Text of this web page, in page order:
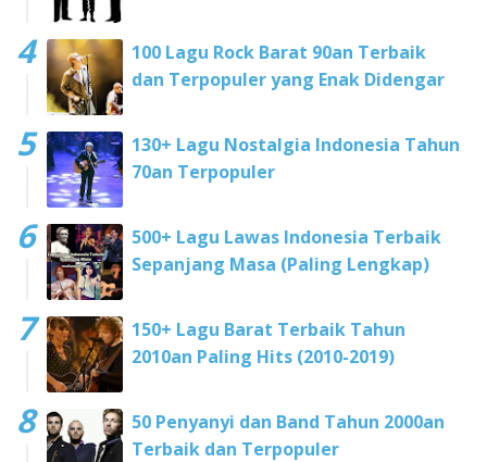
100 Lagu Rock Barat 90an Terbaik
dan Terpopuler yang Enak Didengar
130+ Lagu Nostalgia Indonesia Tahun
70an Terpopuler
500+ Lagu Lawas Indonesia Terbaik
Sepanjang Masa (Paling Lengkap)
150+ Lagu Barat Terbaik Tahun
2010an Paling Hits (2010-2019)
50 Penyanyi dan Band Tahun 2000an
Terbaik dan Terpopuler